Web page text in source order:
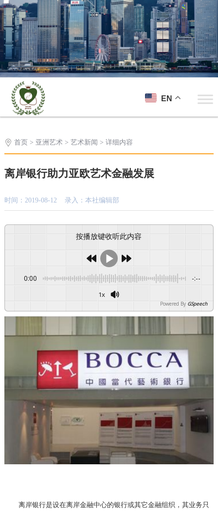
EN
首页 > 亚洲艺术> 艺术新闻 > 详细内容
离岸银行助力亚欧艺术金融发展
时间：2019-08-12 录入：本社编辑部
按播放键收听此内容
0:00 -:--
1x
Powered By GSpeech
离岸银行是设在离岸金融中心的银行或其它金融组织，其业务只